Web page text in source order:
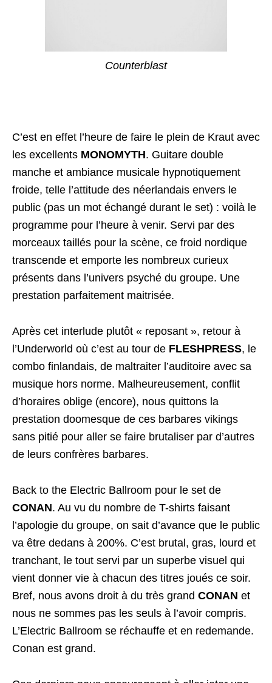
Counterblast
C’est en effet l’heure de faire le plein de Kraut avec
les excellents MONOMYTH. Guitare double
manche et ambiance musicale hypnotiquement
froide, telle l’attitude des néerlandais envers le
public (pas un mot échangé durant le set) : voilà le
programme pour l’heure à venir. Servi par des
morceaux taillés pour la scène, ce froid nordique
transcende et emporte les nombreux curieux
présents dans l’univers psyché du groupe. Une
prestation parfaitement maitrisée.
Après cet interlude plutôt « reposant », retour à
l’Underworld où c’est au tour de FLESHPRESS, le
combo finlandais, de maltraiter l’auditoire avec sa
musique hors norme. Malheureusement, conflit
d’horaires oblige (encore), nous quittons la
prestation doomesque de ces barbares vikings
sans pitié pour aller se faire brutaliser par d’autres
de leurs confrères barbares.
Back to the Electric Ballroom pour le set de
CONAN. Au vu du nombre de T-shirts faisant
l’apologie du groupe, on sait d’avance que le public
va être dedans à 200%. C’est brutal, gras, lourd et
tranchant, le tout servi par un superbe visuel qui
vient donner vie à chacun des titres joués ce soir.
Bref, nous avons droit à du très grand CONAN et
nous ne sommes pas les seuls à l’avoir compris.
L’Electric Ballroom se réchauffe et en redemande.
Conan est grand.